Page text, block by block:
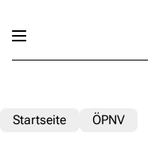
Startseite ÖPNV